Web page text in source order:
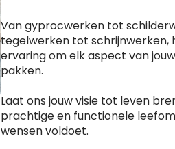
Van gyprocwerken tot
tegelwerken tot schrijnwerken,
ervaring om elk aspect van
pakken.
Laat ons jouw visie tot leven
prachtige en functionele
wensen voldoet.